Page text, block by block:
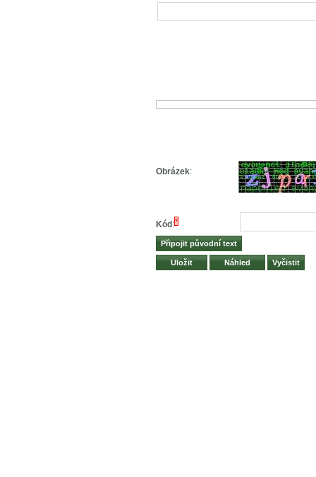
Obrázek:
Kód :*